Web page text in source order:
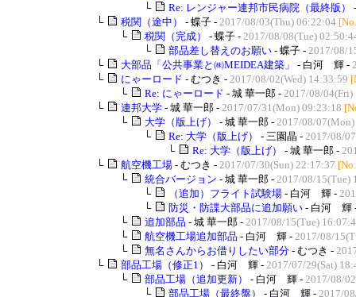
└
Re: レンジャー連邦市民病院（最終版）
└
税関（途中） - 蝶子 - 2017/08/03(Thu) 06:22:04
└
税関（完成） - 蝶子 - 2017/08/08(Tue)
└
部品差し替えのお願い - 蝶子 - 2017/08/
└
大部品「公共事業と㈱MEIDEA建築」 - 白河 輝 -
└
にゃーロード - むつき - 2017/08/02(Wed) 14:33:59
└
Re: にゃーロード - 城 華一郎 - 2017/08/04(Fri)
└
連邦大学 - 城 華一郎 - 2017/07/31(Mon) 09:23:18
└
大学（版上げ） - 城 華一郎 - 2017/08/
└
Re: 大学（版上げ） - 三園晶 - 2017/08/
└
Re: 大学（版上げ） - 城 華一郎 -
└
航空機工場 - むつき - 2017/07/30(Sun) 22:17:37
└
統合バージョン - 城 華一郎 - 2017/08/15(Tue)
└
（追加）フライト試験場 - 白河 輝 -
└
防災・防諜大部品に追加願い - 白河 輝
└
追加部品 - 城 華一郎 - 2017/08/15(Tue)
└
航空機工場追加部品 - 白河 輝 - 2017/08/
└
無名さんからお借りしたい部分 - むつき -
└
部品工場（修正1） - 白河 輝 - 2017/07/29(Sat)
└
部品工場（追加更新） - 白河 輝 - 2017/08/
└
部品工場（最終盤） - 白河 輝 - 2017/